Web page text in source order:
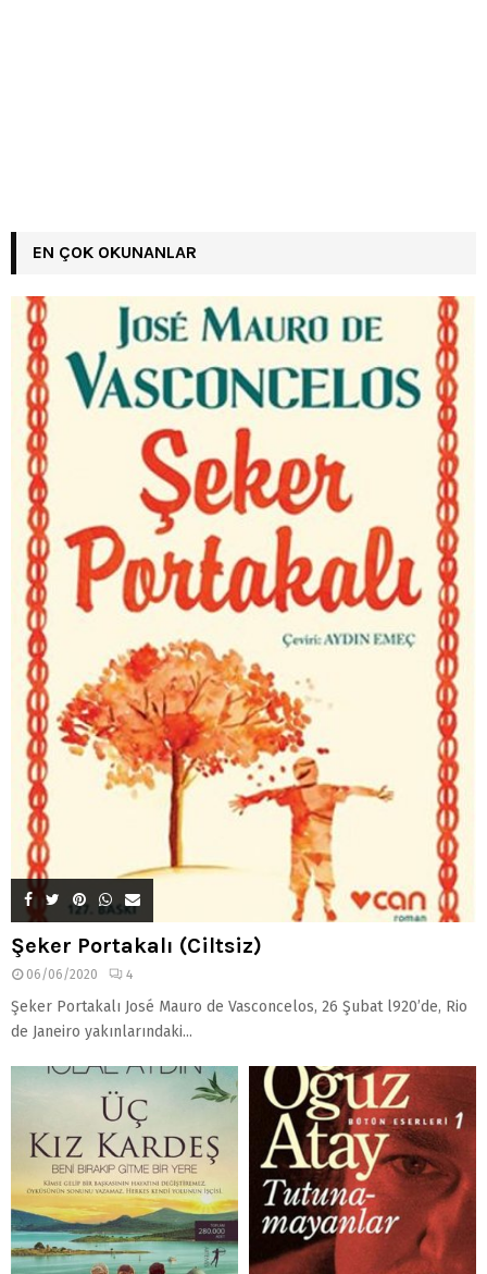
EN ÇOK OKUNANLAR
Şeker Portakalı (Ciltsiz)
06/06/2020 4
Şeker Portakalı José Mauro de Vasconcelos, 26 Şubat l920’de, Rio
de Janeiro yakınlarındaki...